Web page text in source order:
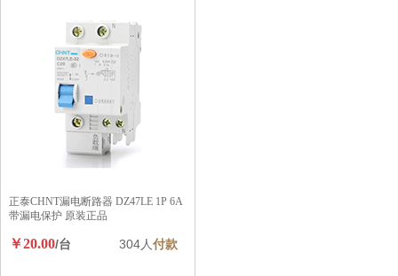
正泰CHNT漏电断路器 DZ47LE 1P 6A
带漏电保护 原装正品
￥20.00/台 304人付款